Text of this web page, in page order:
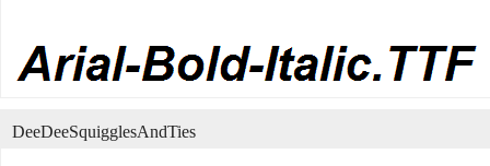
DeeDeeSquigglesAndTies